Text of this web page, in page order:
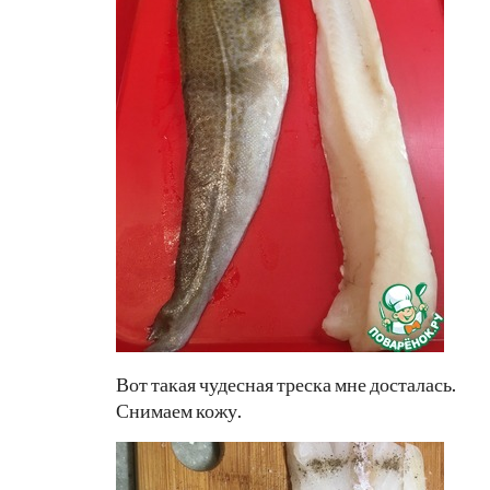
Вот такая чудесная треска мне досталась.
Снимаем кожу.